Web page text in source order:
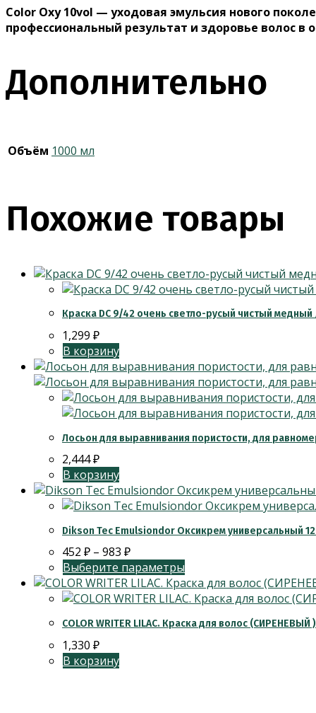
Color Oxy 10vol — уходовая эмульсия нового
профессиональный результат и здоровье волос в
Дополнительно
Объём 1000 мл
Похожие товары
Краска DC 9/42 очень светло-русый чистый
1,299 ₽
В корзину
Лосьон для выравнивания пористости, для
2,444₽
В корзину
Dikson Tec Emulsiondor Оксикрем универсальный
452 ₽ – 983 ₽
Выберите параметры
COLOR WRITER LILAC. Краска для волос (СИРЕНЕВЫЙ )
1,330 ₽
В корзину